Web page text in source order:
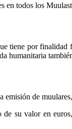
todos los
tiene por
humanitaria
de
su valor en